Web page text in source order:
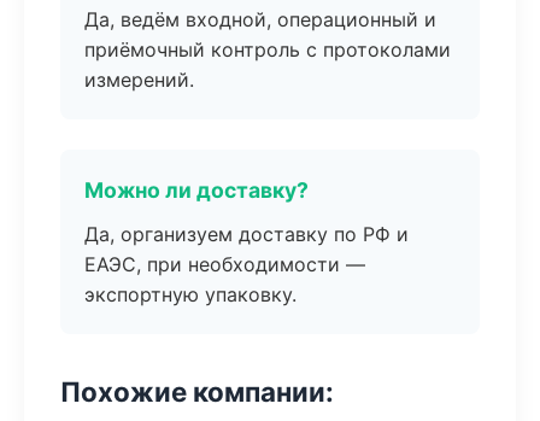
Да, ведём входной, операционный и
приёмочный контроль с протоколами
измерений.
Можно ли доставку?
Да, организуем доставку по РФ и
ЕАЭС, при необходимости —
экспортную упаковку.
Похожие компании: